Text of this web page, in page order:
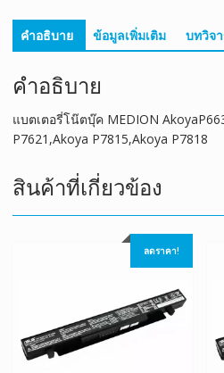
คำอธิบาย ข้อมูลเพิ่มเติม บทวิจ
คำอธิบาย
แบตเตอรี่โน๊ตบุ๊ค MEDION
P7621,Akoya P7815,Akoya P7818
สินค้าที่เกี่ยวข้อง
ลดราคา!